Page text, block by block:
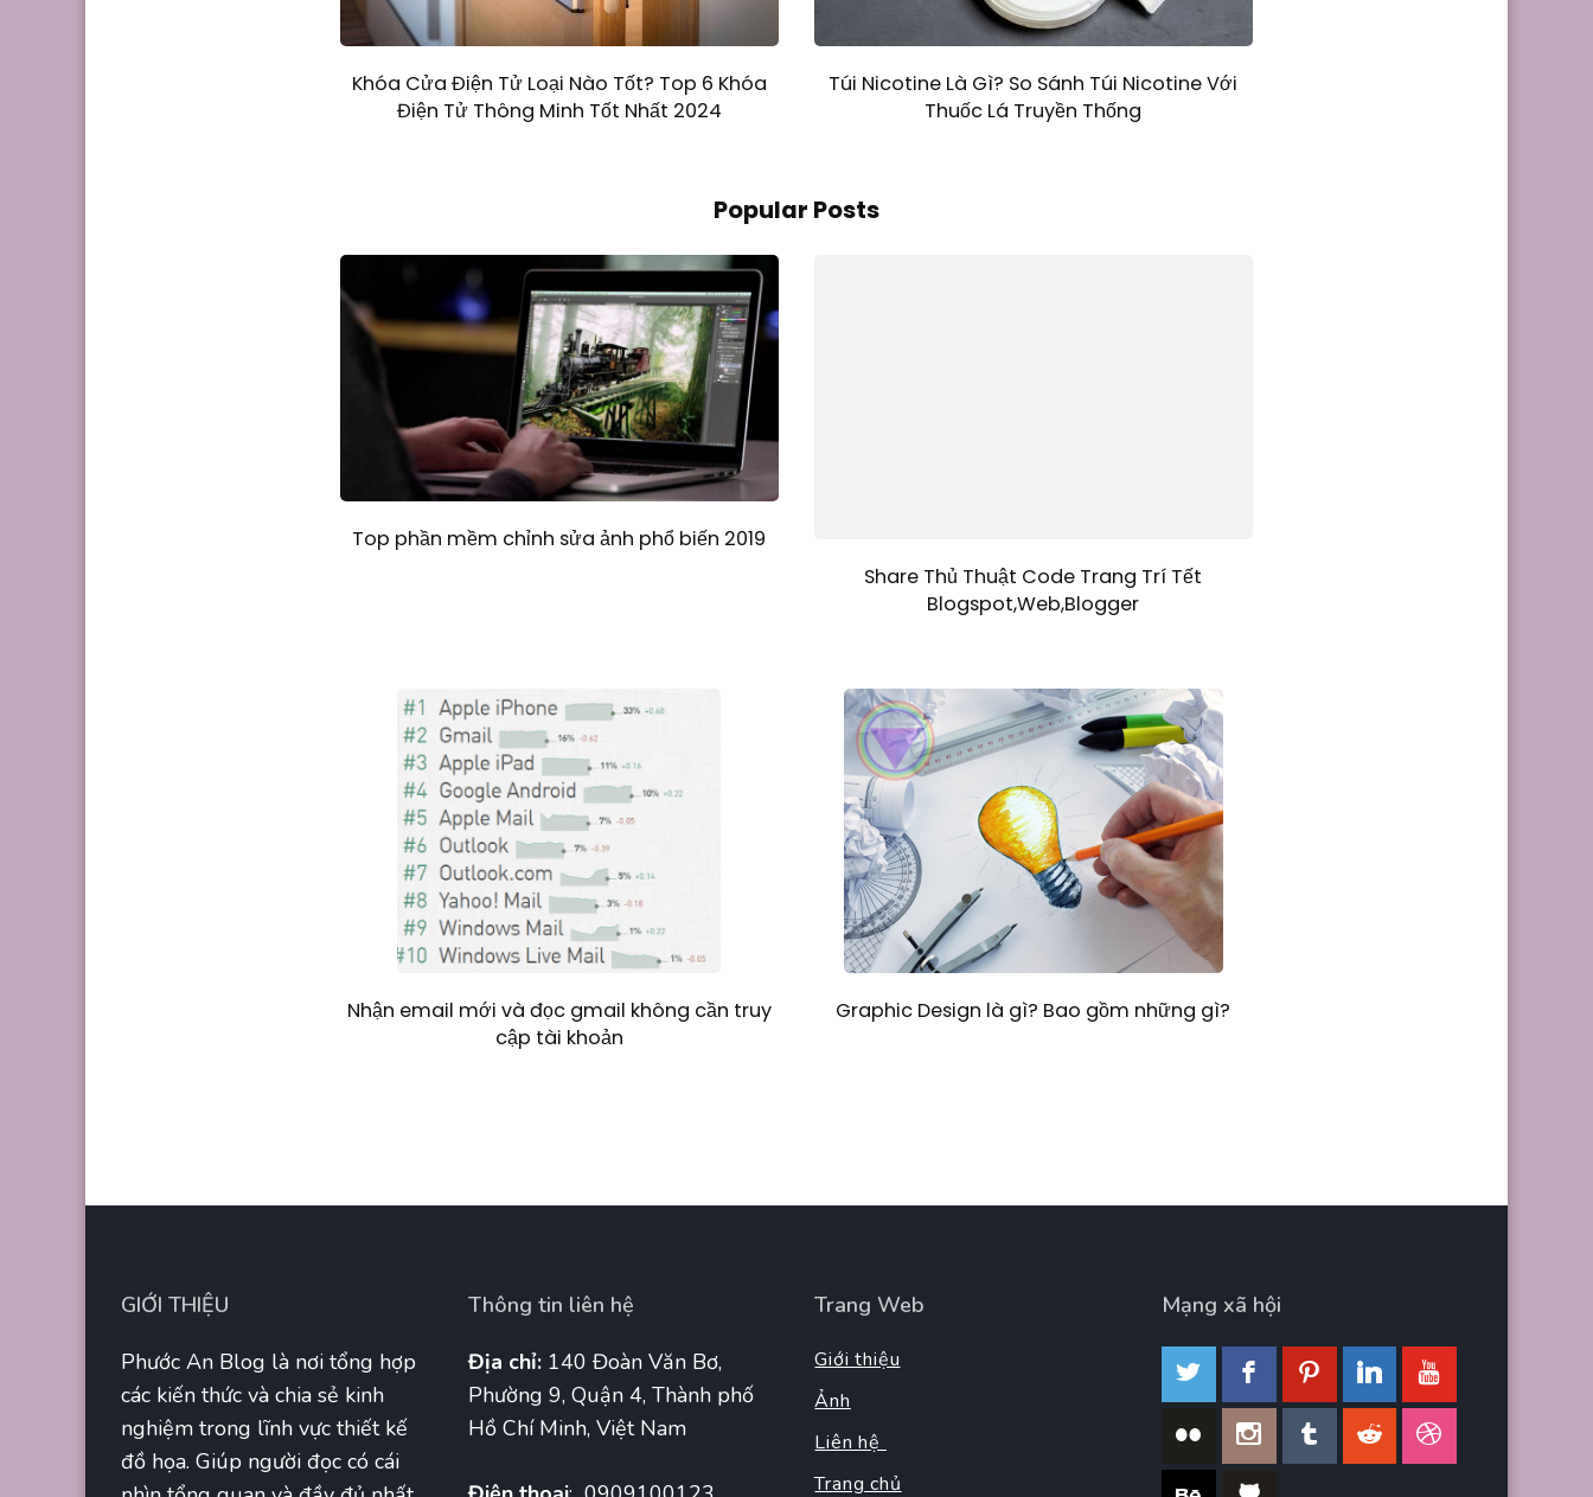
Khóa Cửa Điện Tử Loại Nào Tốt? Top 6 Khóa
Điện Tử Thông Minh Tốt Nhất 2024
Túi Nicotine Là Gì? So Sánh Túi Nicotine Với
Thuốc Lá Truyền Thống
Popular Posts
Top phần mềm chỉnh sửa ảnh phổ biến 2019
Share Thủ Thuật Code Trang Trí Tết
Blogspot,Web,Blogger
Nhận email mới và đọc gmail không cần truy
cập tài khoản
Graphic Design là gì? Bao gồm những gì?
GIỚI THIỆU
Phước An Blog là nơi tổng hợp
các kiến thức và chia sẻ kinh
nghiệm trong lĩnh vực thiết kế
đồ họa. Giúp người đọc có cái
Thông tin liên hệ
Địa chỉ: 140 Đoàn Văn Bơ,
Phường 9, Quận 4, Thành phố
Hồ Chí Minh, Việt Nam
Trang Web
Giới thiệu
Ảnh
Liên hệ
Trang chủ
Mạng xã hội